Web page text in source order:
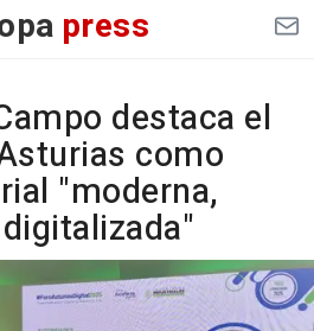
press
destaca el
como
"moderna,